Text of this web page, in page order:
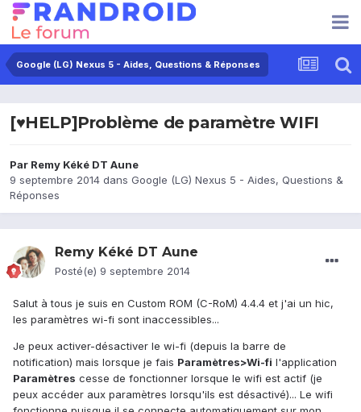
Google (LG) Nexus 5 - Aides, Questions & Réponses
[♥HELP]Problème de paramètre WIFI
Par Remy Kéké DT Aune
9 septembre 2014 dans Google (LG) Nexus 5 - Aides, Questions &
Réponses
Remy Kéké DT Aune
Posté(e) 9 septembre 2014
Salut à tous je suis en Custom ROM (C-RoM) 4.4.4 et j'ai un hic,
les paramètres wi-fi sont inaccessibles...
Je peux activer-désactiver le wi-fi (depuis la barre de
notification) mais lorsque je fais Paramètres>Wi-fi l'application
Paramètres cesse de fonctionner lorsque le wifi est actif (je
peux accéder aux paramètres lorsqu'ils est désactivé)... Le wifi